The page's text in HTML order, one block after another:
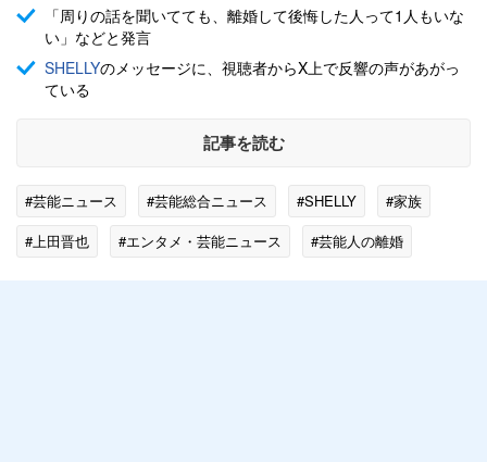
「周りの話を聞いてても、離婚して後悔した人って1人もいな
い」などと発言
SHELLYのメッセージに、視聴者からX上で反響の声があがっ
ている
記事を読む
#芸能ニュース #芸能総合ニュース #SHELLY
#家族
#上田晋也
#エンタメ・芸能ニュース
#芸能人の離婚